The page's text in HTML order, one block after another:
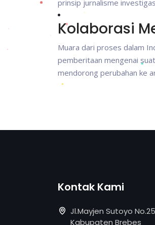
prinsip jurnalisme
Kolaborasi
Muara dari proses dalam
pemberitaan mengenai
mendorong perubahan ke
Kontak Kami
Jl.Mayjen Sutoyo
Kabupaten Brebes